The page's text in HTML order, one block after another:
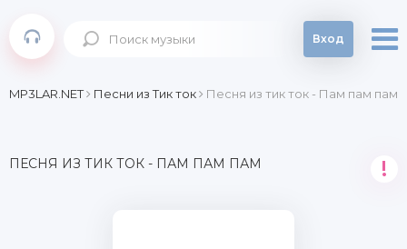
Вход
MP3LAR.NET Песни из Тик ток Песня из тик ток - Пам пам пам
ПЕСНЯ ИЗ ТИК ТОК - ПАМ ПАМ ПАМ !